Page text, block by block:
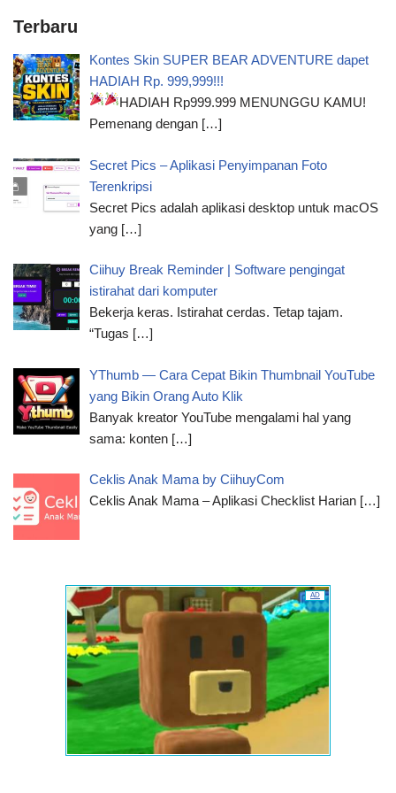
Terbaru
Kontes Skin SUPER BEAR ADVENTURE dapet
HADIAH Rp. 999,999!!!
HADIAH Rp999.999 MENUNGGU KAMU!
Pemenang dengan […]
Secret Pics – Aplikasi Penyimpanan Foto
Terenkripsi
Secret Pics adalah aplikasi desktop untuk macOS
yang […]
Ciihuy Break Reminder | Software pengingat
istirahat dari komputer
Bekerja keras. Istirahat cerdas. Tetap tajam.
“Tugas […]
YThumb — Cara Cepat Bikin Thumbnail YouTube
yang Bikin Orang Auto Klik
Banyak kreator YouTube mengalami hal yang
sama: konten […]
Ceklis Anak Mama by CiihuyCom
Ceklis Anak Mama – Aplikasi Checklist Harian […]
AD